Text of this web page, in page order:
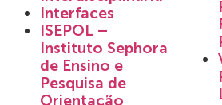
Interfaces
ISEPOL –
Instituto Sephora
de Ensino e
Pesquisa de
Orientação